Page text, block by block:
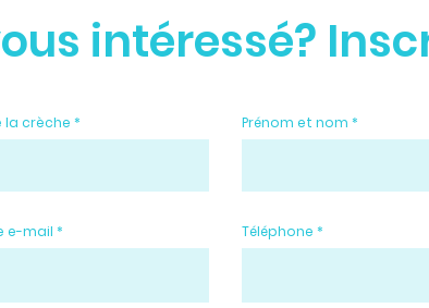
intéressé?
la crèche Prénom et nom
e-mail Téléphone